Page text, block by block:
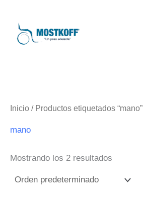
contenido
Inicio / Productos etiquetados “mano”
mano
Mostrando los 2 resultados